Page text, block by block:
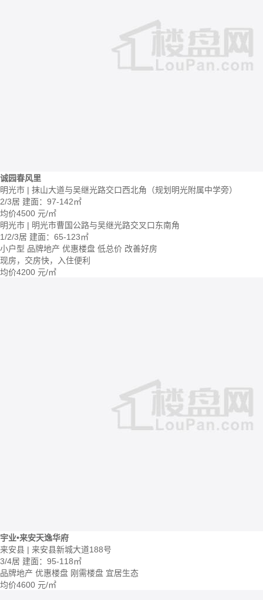
诚园春风里
明光市 | 抹山大道与吴继光路交口西北角（规划明光附属中学旁）
2/3居 建面：97-142㎡
均价4500 元/㎡
明光市 | 明光市曹国公路与吴继光路交叉口东南角
1/2/3居 建面：65-123㎡
小户型 品牌地产 优惠楼盘 低总价 改善好房
现房，交房快，入住便利
均价4200 元/㎡
宇业•来安天逸华府
来安县 | 来安县新城大道188号
3/4居 建面：95-118㎡
品牌地产 优惠楼盘 刚需楼盘 宜居生态
均价4600 元/㎡